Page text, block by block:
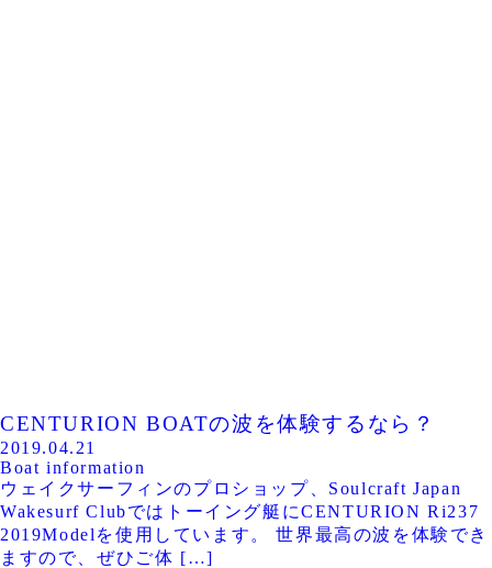
CENTURION BOATの波を体験するなら？
2019.04.21
Boat information
ウェイクサーフィンのプロショップ、Soulcraft Japan
Wakesurf Clubではトーイング艇にCENTURION Ri237
2019Modelを使用しています。 世界最高の波を体験でき
ますので、ぜひご体 […]